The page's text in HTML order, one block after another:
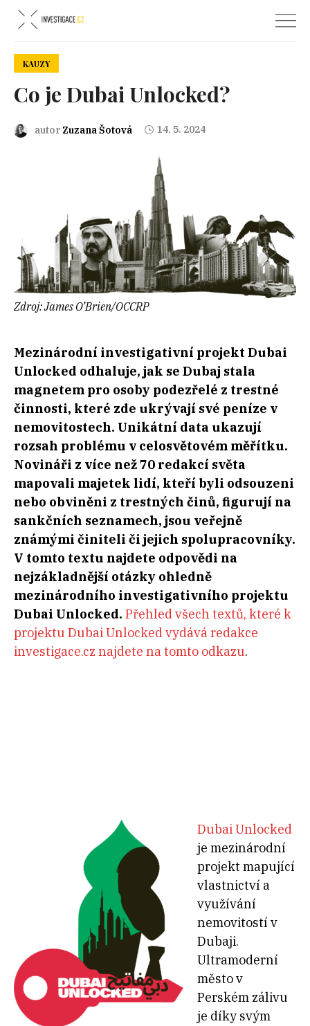
KAUZY
Co je Dubai Unlocked?
autor Zuzana Šotová 14. 5. 2024
Zdroj: James O’Brien/OCCRP
Mezinárodní investigativní projekt Dubai
Unlocked odhaluje, jak se Dubaj stala
magnetem pro osoby podezřelé z trestné
činnosti, které zde ukrývají své peníze v
nemovitostech. Unikátní data ukazují
rozsah problému v celosvětovém měřítku.
Novináři z více než 70 redakcí světa
mapovali majetek lidí, kteří byli odsouzeni
nebo obviněni z trestných činů, figurují na
sankčních seznamech, jsou veřejně
známými činiteli či jejich spolupracovníky.
V tomto textu najdete odpovědi na
nejzákladnější otázky ohledně
mezinárodního investigativního projektu
Dubai Unlocked. Přehled všech textů, které k
projektu Dubai Unlocked vydává redakce
investigace.cz najdete na tomto odkazu.
Dubai Unlocked
je mezinárodní
projekt mapující
vlastnictví a
využívání
nemovitostí v
Dubaji.
Ultramoderní
město v
Perském zálivu
je díky svým